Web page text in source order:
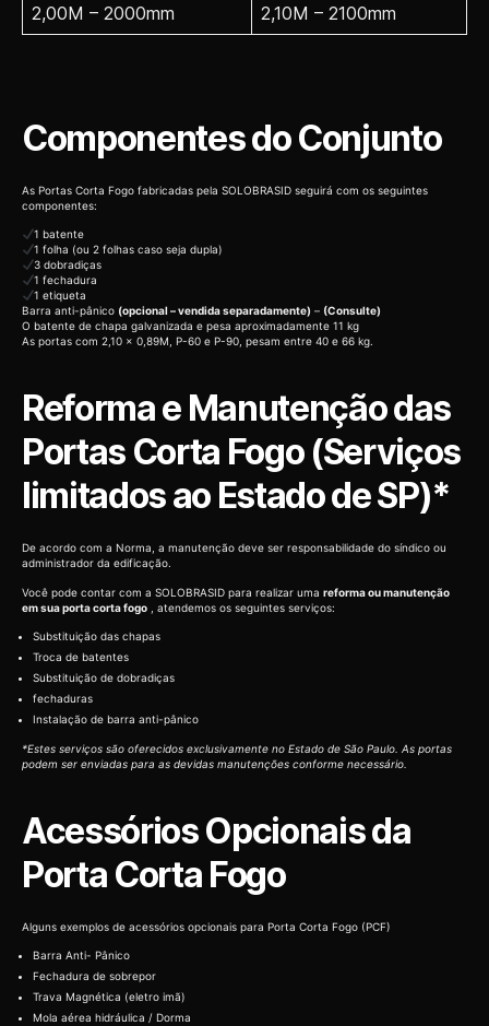
2,00M – 2000mm
2,10M – 2100mm
Componentes do Conjunto
As Portas Corta Fogo fabricadas pela SOLOBRASID seguirá com os seguintes
componentes:
1 batente
1 folha (ou 2 folhas caso seja dupla)
3 dobradiças
1 fechadura
1 etiqueta
Barra anti-pânico (opcional – vendida separadamente) – (Consulte)
O batente de chapa galvanizada e pesa aproximadamente 11 kg
As portas com 2,10 x 0,89M, P-60 e P-90, pesam entre 40 e 66 kg.
Reforma e Manutenção das
Portas Corta Fogo (Serviços
limitados ao Estado de SP)*
De acordo com a Norma, a manutenção deve ser responsabilidade do síndico ou
administrador da edificação.
Você pode contar com a SOLOBRASID para realizar uma reforma ou manutenção
em sua porta corta fogo , atendemos os seguintes serviços:
Substituição das chapas
Troca de batentes
Substituição de dobradiças
fechaduras
Instalação de barra anti-pânico
*Estes serviços são oferecidos exclusivamente no Estado de São Paulo. As portas
podem ser enviadas para as devidas manutenções conforme necessário.
Acessórios Opcionais da
Porta Corta Fogo
Alguns exemplos de acessórios opcionais para Porta Corta Fogo (PCF)
Barra Anti- Pânico
Fechadura de sobrepor
Trava Magnética (eletro imã)
Mola aérea hidráulica / Dorma